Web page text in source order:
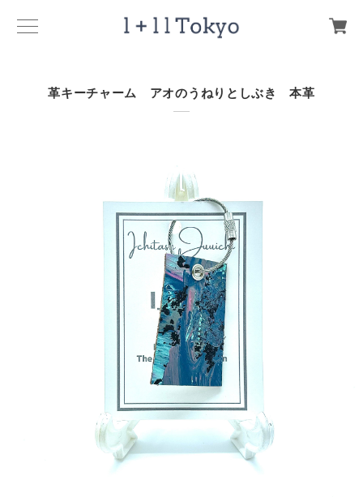
革キーチャーム アオのうねりとしぶき 本革